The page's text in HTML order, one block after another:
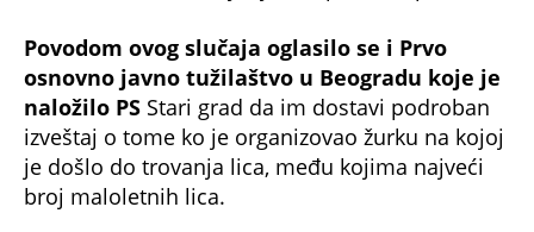
Povodom ovog slučaja oglasilo se i Prvo
osnovno javno tužilaštvo u Beogradu koje je
naložilo PS Stari grad da im dostavi podroban
izveštaj o tome ko je organizovao žurku na kojoj
je došlo do trovanja lica, među kojima najveći
broj maloletnih lica.